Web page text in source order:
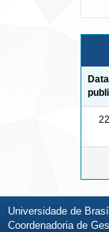
Universidade de
Coordenadoria de